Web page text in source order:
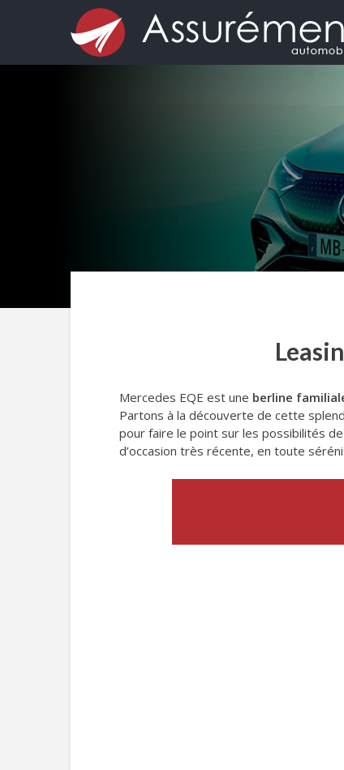
Mercedes EQE est une berline
Partons à la découverte de cette
pour faire le point sur les possibilités
d’occasion très récente, en toute